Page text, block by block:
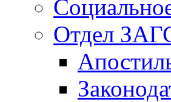
Отдел